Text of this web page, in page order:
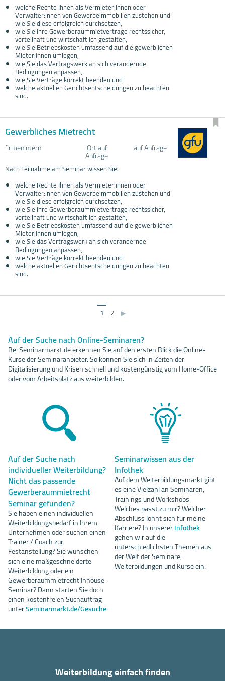
welche Rechte Ihnen als Vermieter:innen oder
Verwalter:innen von Gewerbeimmobilien zustehen und
wie Sie diese erfolgreich durchsetzen,
wie Sie Ihre Gewerberaummietverträge rechtssicher,
vorteilhaft und wirtschaftlich gestalten,
wie Sie Betriebskosten umfassend auf die gewerblichen
Mieter:innen umlegen,
wie Sie das Vertragswerk an sich verändernde
Bedingungen anpassen,
wie Sie Verträge korrekt beenden und
welche aktuellen Gerichtsentscheidungen zu beachten
sind.
Gewerbliches Mietrecht
firmenintern Ort auf
Anfrage
auf Anfrage
Nach Teilnahme am Seminar wissen Sie:
welche Rechte Ihnen als Vermieter:innen oder
Verwalter:innen von Gewerbeimmobilien zustehen und
wie Sie diese erfolgreich durchsetzen,
wie Sie Ihre Gewerberaummietverträge rechtssicher,
vorteilhaft und wirtschaftlich gestalten,
wie Sie Betriebskosten umfassend auf die gewerblichen
Mieter:innen umlegen,
wie Sie das Vertragswerk an sich verändernde
Bedingungen anpassen,
wie Sie Verträge korrekt beenden und
welche aktuellen Gerichtsentscheidungen zu beachten
sind.
1 2 ▶
Auf der Suche nach Online-Seminaren?
Bei Seminarmarkt.de erkennen Sie auf den ersten Blick die Online-
Kurse der Seminaranbieter. So können Sie sich in Zeiten der
Digitalisierung und Krisen schnell und kostengünstig vom Home-Office
oder vom Arbeitsplatz aus weiterbilden.
Auf der Suche nach
individueller Weiterbildung?
Nicht das passende
Gewerberaummietrecht
Seminar gefunden?
Sie haben einen individuellen
Weiterbildungsbedarf in Ihrem
Unternehmen oder suchen einen
Trainer / Coach zur
Festanstellung? Sie wünschen
sich eine maßgeschneiderte
Weiterbildung oder ein
Gewerberaummietrecht Inhouse-
Seminar? Dann starten Sie doch
einen kostenfreien Suchauftrag
unterSeminarmarkt.de/Gesuche.
Seminarwissen aus der
Infothek
Auf dem Weiterbildungsmarkt gibt
es eine Vielzahl an Seminaren,
Trainings und Workshops.
Welches passt zu mir? Welcher
Abschluss lohnt sich für meine
Karriere? In unsererInfothek
gehen wir auf die
unterschiedlichsten Themen aus
der Welt der Seminare,
Weiterbildungen und Kurse ein.
Weiterbildung einfach finden